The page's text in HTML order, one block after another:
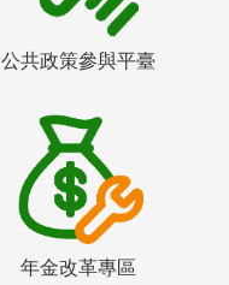
公共政策參與平臺
年金改革專區